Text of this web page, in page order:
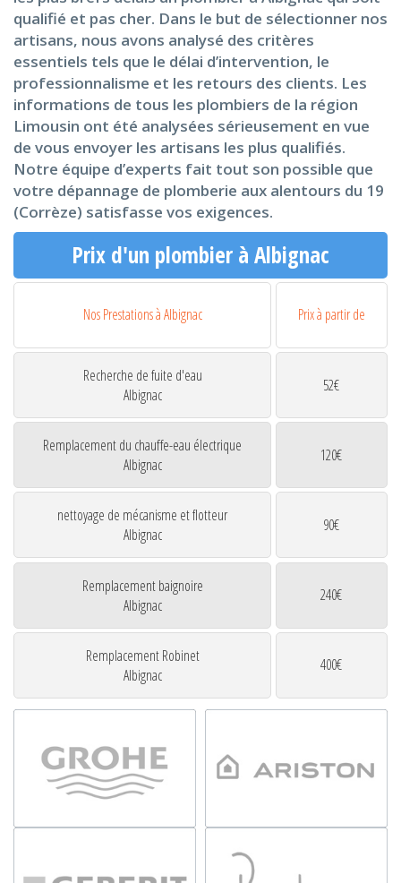
qualifié et pas cher. Dans le but de sélectionner nos
artisans, nous avons analysé des critères
essentiels tels que le délai d’intervention, le
professionnalisme et les retours des clients. Les
informations de tous les plombiers de la région
Limousin ont été analysées sérieusement en vue
de vous envoyer les artisans les plus qualifiés.
Notre équipe d’experts fait tout son possible que
votre dépannage de plomberie aux alentours du 19
(Corrèze) satisfasse vos exigences.
Prix d'un plombier à Albignac
Nos Prestations à Albignac Prix à partir de
Recherche de fuite d'eau
Albignac
52€
Remplacement du chauffe-eau électrique
Albignac
120€
nettoyage de mécanisme et flotteur
Albignac
90€
Remplacement baignoire
Albignac
240€
Remplacement Robinet
Albignac
400€